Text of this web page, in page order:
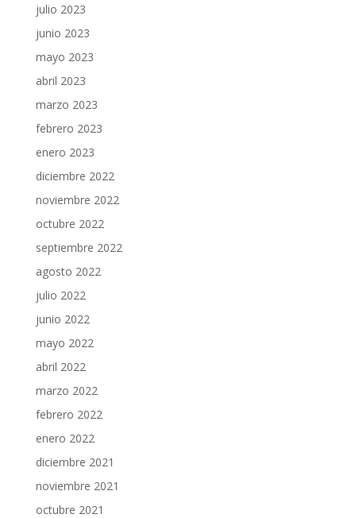
julio 2023
junio 2023
mayo 2023
abril 2023
marzo 2023
febrero 2023
enero 2023
diciembre 2022
noviembre 2022
octubre 2022
septiembre 2022
agosto 2022
julio 2022
junio 2022
mayo 2022
abril 2022
marzo 2022
febrero 2022
enero 2022
diciembre 2021
noviembre 2021
octubre 2021